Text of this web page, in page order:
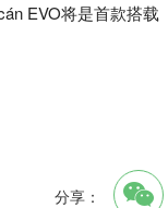
EVO将是首款搭载
分享：